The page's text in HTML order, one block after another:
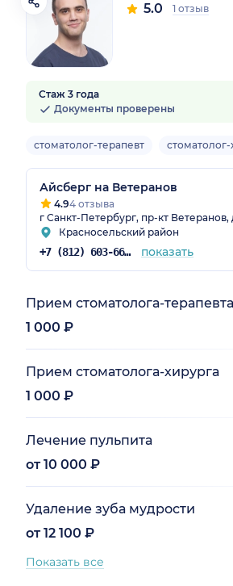
5.0 1 отзыв
Стаж 3 года
Документы проверены
стоматолог-терапевт стоматолог-
Айсберг на Ветеранов
4.94 отзыва
г Санкт-Петербург, пр-кт Ветеранов,
Красносельский район
+7 (812) 603-66-34 показать
Прием стоматолога-терапевта
1 000 ₽
Прием стоматолога-хирурга
1 000 ₽
Лечение пульпита
от 10 000 ₽
Удаление зуба мудрости
от 12 100 ₽
Показать все